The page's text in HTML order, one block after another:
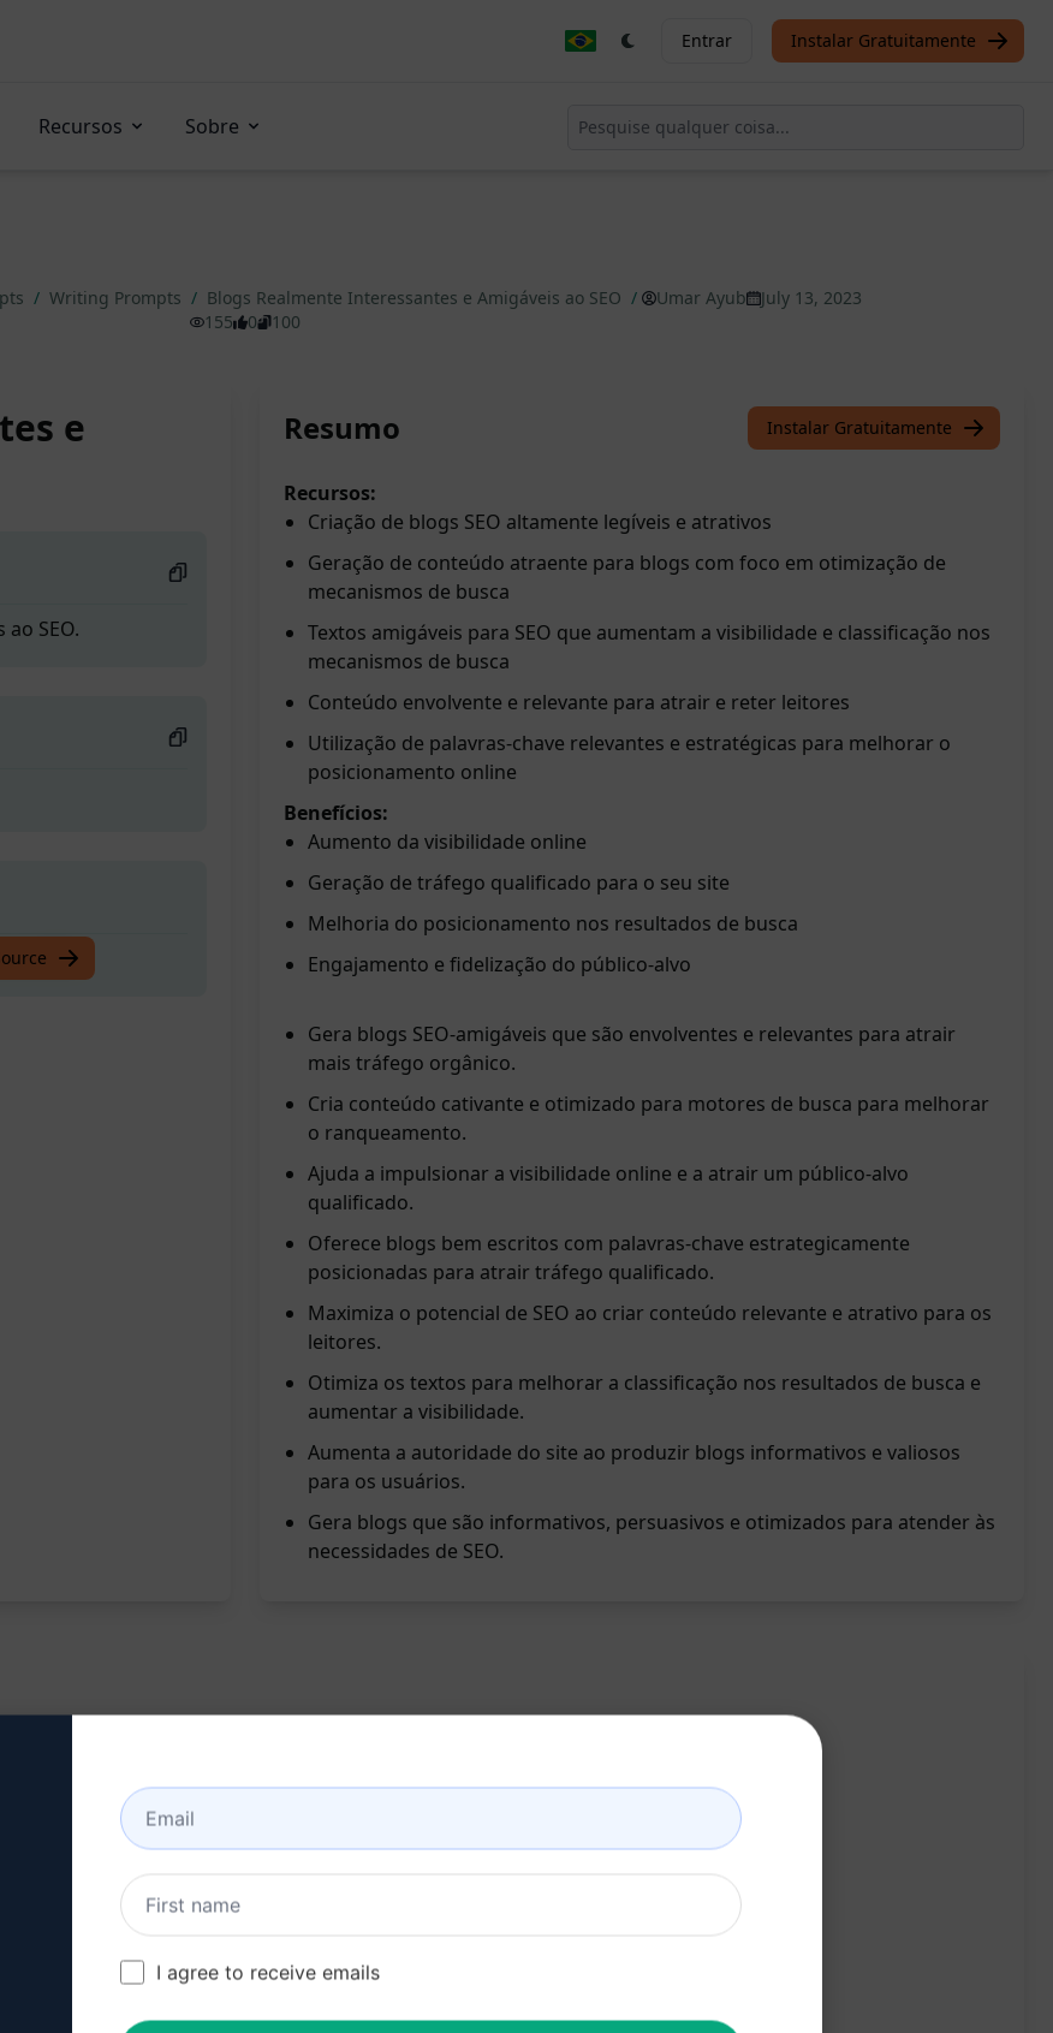
Entrar Instalar Gratuitamente
Recursos Sobre
/ Writing Prompts / Blogs Realmente Interessantes e Amigáveis ao SEO / Umar Ayub
July 13, 2023
155
0 100
e
SEO.
SEO.
Resumo Instalar Gratuitamente
Recursos:
Criação de blogs SEO altamente legíveis e atrativos
Geração de conteúdo atraente para blogs com foco em otimização de
mecanismos de busca
Textos amigáveis para SEO que aumentam a visibilidade e classificação nos
mecanismos de busca
Conteúdo envolvente e relevante para atrair e reter leitores
Utilização de palavras-chave relevantes e estratégicas para melhorar o
posicionamento online
Benefícios:
Aumento da visibilidade online
Geração de tráfego qualificado para o seu site
Melhoria do posicionamento nos resultados de busca
Engajamento e fidelização do público-alvo
Gera blogs SEO-amigáveis que são envolventes e relevantes para atrair
mais tráfego orgânico.
Cria conteúdo cativante e otimizado para motores de busca para melhorar
o ranqueamento.
Ajuda a impulsionar a visibilidade online e a atrair um público-alvo
qualificado.
Oferece blogs bem escritos com palavras-chave estrategicamente
posicionadas para atrair tráfego qualificado.
Maximiza o potencial de SEO ao criar conteúdo relevante e atrativo para os
leitores.
Otimiza os textos para melhorar a classificação nos resultados de busca e
aumentar a visibilidade.
Aumenta a autoridade do site ao produzir blogs informativos e valiosos
para os usuários.
Gera blogs que são informativos, persuasivos e otimizados para atender às
necessidades de SEO.
I agree to receive emails